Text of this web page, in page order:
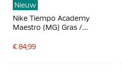
Nieuw
Nike Tiempo Academy
Maestro (MG) Gras /
Voetbalschoenen Wit
€ 84,99